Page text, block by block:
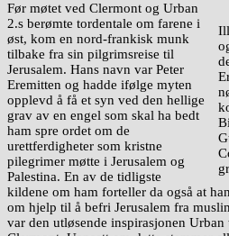
Før møtet ved Clermont og Urban
2.s berømte tordentale om farene i
øst, kom en nord-frankisk munk
tilbake fra sin pilgrimsreise til
Jerusalem. Hans navn var Peter
Eremitten og hadde ifølge myten
opplevd å få et syn ved den hellige
grav av en engel som skal ha bedt
ham spre ordet om de
urettferdigheter som kristne
pilegrimer møtte i Jerusalem og
Palestina. En av de tidligste
kildene om ham forteller da også at
om hjelp til å befri Jerusalem fra
var den utløsende inspirasjonen